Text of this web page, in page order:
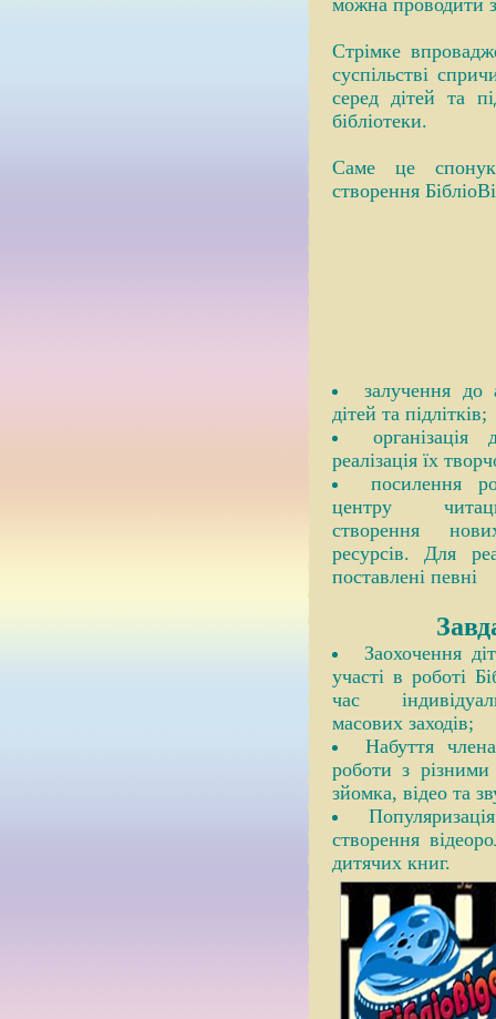
можна проводити
Стрімке
суспільстві
серед дітей та
бібліотеки.
Саме це
створення
залучення до
дітей та підлітків;
організація
реалізація їх
посилення
центру
створення
ресурсів. Для
поставлені певні
Заохочення
участі в роботі
час
масових заходів;
Набуття
роботи з різними
зйомка, відео та
створення
дитячих книг.